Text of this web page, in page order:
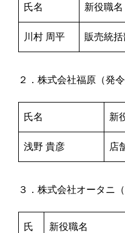
氏名 新役職名
川村 周平 販売統
２．株式会社福原（発
氏名 新
浅野 貴彦 店
３．株式会社オータニ
氏
新役職名